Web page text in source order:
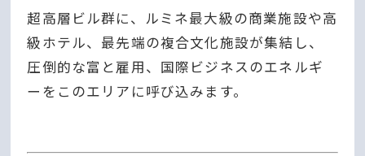
超高層ビル群に、ルミネ最大級の商業施設や高
級ホテル、最先端の複合文化施設が集結し、
圧倒的な富と雇用、国際ビジネスのエネルギ
ーをこのエリアに呼び込みます。